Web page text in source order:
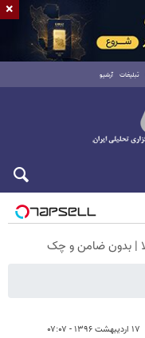
تبلیغات آرشیو
۱۷ اردیبهشت ۱۳۹۶ - ۰۷:۰۷
×